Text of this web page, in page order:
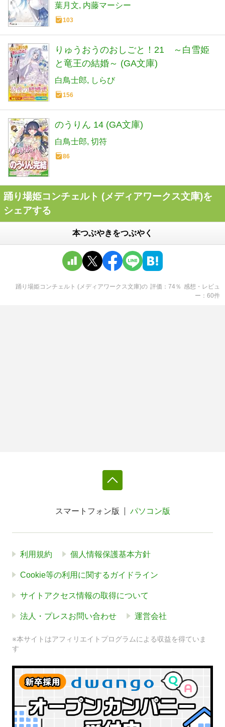
葉月文 内藤マーシー
103
りゅうおうのおしごと！21 ～白雪姫
と竜王の結婚～ (GA文庫)
白鳥士郎 しらび
156
のうりん 14 (GA文庫)
白鳥士郎 切符
86
踊り場姫コンチェルト (メディアワークス文庫)を
シェアする
本つぶやきをつぶやく
踊り場姫コンチェルト (メディアワークス文庫)の 評価 74％ 感想・レビュ
ー
60件
スマートフォン版 パソコン版
利用規約 個人情報保護基本方針
Cookie等の利用に関するガイドライン
サイトアクセス情報の取得について
法人・プレスお問い合わせ 運営会社
※本サイトはアフィリエイトプログラムによる収益を得ていま
す